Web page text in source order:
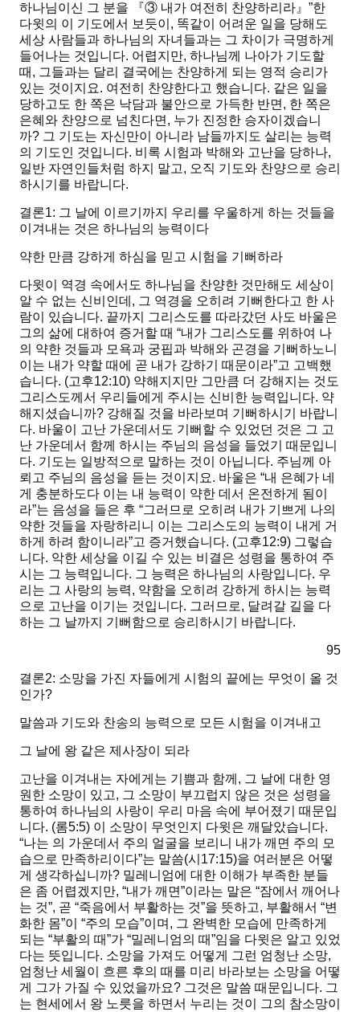
하나님이신 그 분을 『③ 내가 여전히 찬양하리라 』”한
다윗의 이 기도에서 보듯이, 똑같이 어려운 일을 당해도
세상 사람들과 하나님의 자녀들과는 그 차이가 극명하게
들어나는 것입니다. 어렵지만, 하나님께 나아가 기도할
때, 그들과는 달리 결국에는 찬양하게 되는 영적 승리가
있는 것이지요. 여전히 찬양한다고 했습니다. 같은 일을
당하고도 한 쪽은 낙담과 불안으로 가득한 반면, 한 쪽은
은혜와 찬양으로 넘친다면, 누가 진정한 승자이겠습니
까? 그 기도는 자신만이 아니라 남들까지도 살리는 능력
의 기도인 것입니다. 비록 시험과 박해와 고난을 당하나,
일반 자연인들처럼 하지 말고, 오직 기도와 찬양으로 승리
하시기를 바랍니다.
결론1: 그 날에 이르기까지 우리를 우울하게 하는 것들을
이겨내는 것은 하나님의 능력이다
약한 만큼 강하게 하심을 믿고 시험을 기뻐하라
다윗이 역경 속에서도 하나님을 찬양한 것만해도 세상이
알 수 없는 신비인데, 그 역경을 오히려 기뻐한다고 한 사
람이 있습니다. 끝까지 그리스도를 따라갔던 사도 바울은
그의 삶에 대하여 증거할 때 “내가 그리스도를 위하여 나
의 약한 것들과 모욕과 궁핍과 박해와 곤경을 기뻐하노니
이는 내가 약할 때에 곧 내가 강하기 때문이라”고 고백했
습니다. (고후12:10) 약해지지만 그만큼 더 강해지는 것도
그리스도께서 우리들에게 주시는 신비한 능력입니다. 약
해지셨습니까? 강해질 것을 바라보며 기뻐하시기 바랍니
다. 바울이 고난 가운데서도 기뻐할 수 있었던 것은 그 고
난 가운데서 함께 하시는 주님의 음성을 들었기 때문입니
다. 기도는 일방적으로 말하는 것이 아닙니다. 주님께 아
뢰고 주님의 음성을 듣는 것이지요. 바울은 “내 은혜가 네
게 충분하도다 이는 내 능력이 약한 데서 온전하게 됨이
라”는 음성을 들은 후 “그러므로 오히려 내가 기쁘게 나의
약한 것들을 자랑하리니 이는 그리스도의 능력이 내게 거
하게 하려 함이니라”고 증거했습니다. (고후12:9) 그렇습
니다. 악한 세상을 이길 수 있는 비결은 성령을 통하여 주
시는 그 능력입니다. 그 능력은 하나님의 사랑입니다. 우
리는 그 사랑의 능력, 약함을 오히려 강하게 하시는 능력
으로 고난을 이기는 것입니다. 그러므로, 달려갈 길을 다
하는 그 날까지 기뻐함으로 승리하시기 바랍니다.
95
결론2: 소망을 가진 자들에게 시험의 끝에는 무엇이 올 것
인가?
말씀과 기도와 찬송의 능력으로 모든 시험을 이겨내고
그 날에 왕 같은 제사장이 되라
고난을 이겨내는 자에게는 기쁨과 함께, 그 날에 대한 영
원한 소망이 있고, 그 소망이 부끄럽지 않은 것은 성령을
통하여 하나님의 사랑이 우리 마음 속에 부어졌기 때문입
니다. (롬5:5) 이 소망이 무엇인지 다윗은 깨달았습니다.
“나는 의 가운데서 주의 얼굴을 보리니 내가 깨면 주의 모
습으로 만족하리이다”는 말씀(시17:15)을 여러분은 어떻
게 생각하십니까? 밀레니엄에 대한 이해가 부족한 분들
은 좀 어렵겠지만, “내가 깨면”이라는 말은 “잠에서 깨어나
는 것”, 곧 “죽음에서 부활하는 것”을 뜻하고, 부활해서 “변
화한 몸”이 “주의 모습”이며, 그 완벽한 모습에 만족하게
되는 “부활의 때”가 “밀레니엄의 때”임을 다윗은 알고 있었
다는 뜻입니다. 소망을 가져도 어떻게 그런 엄청난 소망,
엄청난 세월이 흐른 후의 때를 미리 바라보는 소망을 어떻
게 그가 가질 수 있었을까요? 그것은 말씀 때문입니다. 그
는 현세에서 왕 노릇을 하면서 누리는 것이 그의 참소망이